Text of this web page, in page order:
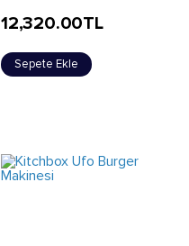
12,320.00TL
Sepete Ekle